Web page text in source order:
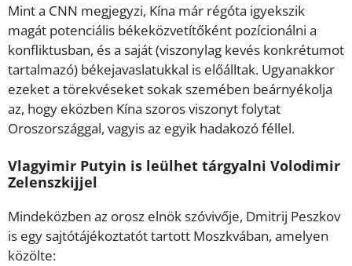
Mint a CNN megjegyzi, Kína már régóta igyekszik
magát potenciális békeközvetítőként pozícionálni a
konfliktusban, és a saját (viszonylag kevés konkrétumot
tartalmazó) békejavaslatukkal is előálltak. Ugyanakkor
ezeket a törekvéseket sokak szemében beárnyékolja
az, hogy eközben Kína szoros viszonyt folytat
Oroszországgal, vagyis az egyik hadakozó féllel.
Vlagyimir Putyin is leülhet tárgyalni Volodimir
Zelenszkijjel
Mindeközben az orosz elnök szóvivője, Dmitrij Peszkov
is egy sajtótájékoztatót tartott Moszkvában, amelyen
közölte: